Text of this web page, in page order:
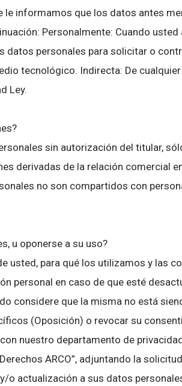
informamos que los datos antes
Personalmente: Cuando
personales para solicitar o
tecnológico. Indirecta: De
Ley.
sin autorización del titular,
derivadas de la relación comercial
no son compartidos con
u oponerse a su uso?
usted, para qué los utilizamos y las
personal en caso de que esté
considere que la misma no está
(Oposición) o revocar su
nuestro departamento de
ARCO”, adjuntando la
actualización a sus datos